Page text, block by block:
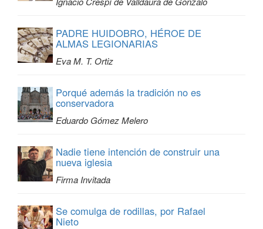
PADRE HUIDOBRO, HÉROE DE
ALMAS LEGIONARIAS
Eva M. T. Ortiz
Porqué además la tradición no es
conservadora
Eduardo Gómez Melero
Nadie tiene intención de construir una
nueva iglesia
Firma Invitada
Se comulga de rodillas, por Rafael
Nieto